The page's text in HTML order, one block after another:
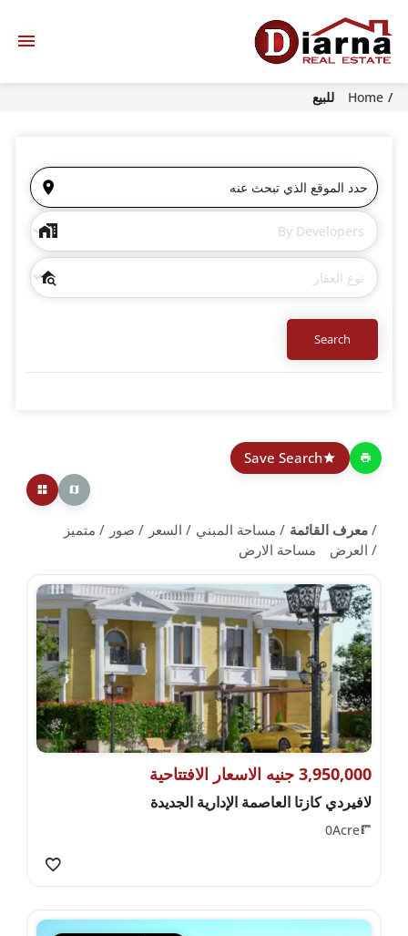
Home للبيع
Save Search
معرف القائمة مساحة المبني السعر صور
متميز
العرض
مساحة الارض
3,950,000 جنيه الاسعار الافتتاحية
لافيردي كازتا العاصمة الإدارية الجديدة
0Acre